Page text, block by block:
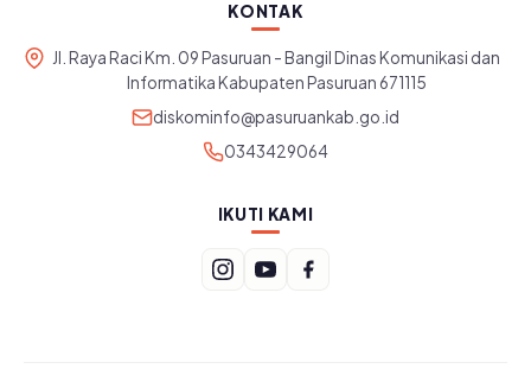
KONTAK
Jl. Raya Raci Km. 09 Pasuruan - Bangil Dinas Komunikasi dan
Informatika Kabupaten Pasuruan 671115
diskominfo@pasuruankab.go.id
0343429064
IKUTI KAMI